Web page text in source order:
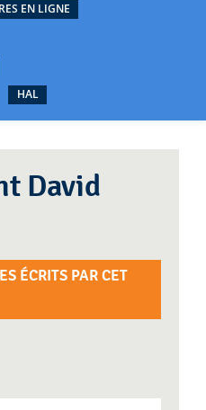
EN LIGNE
HAL
David
ÉCRITS PAR CET